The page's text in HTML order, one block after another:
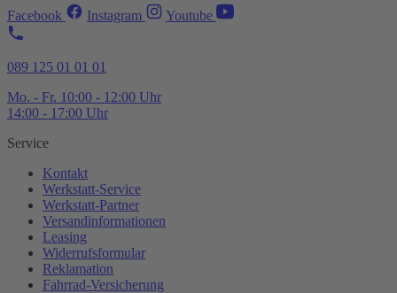
Facebook Instagram Youtube
089 125 01 01 01
Mo. - Fr. 10:00 - 12:00 Uhr
14:00 - 17:00 Uhr
Service
Kontakt
Werkstatt-Service
Werkstatt-Partner
Versandinformationen
Leasing
Widerrufsformular
Reklamation
Fahrrad-Versicherung